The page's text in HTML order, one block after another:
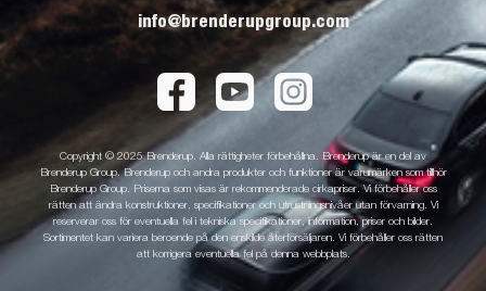
info@brenderupgroup.com
Copyright © 2025 Brenderup. Alla rättigheter förbehållna. Brenderup är en del av
Brenderup Group. Brenderup och andra produkter och funktioner är varumärken som tillhör
Brenderup Group. Priserna som visas är rekommenderade cirkapriser. Vi förbehåller oss
rätten att ändra konstruktioner, specifikationer och utrustningsnivåer utan förvarning. Vi
reserverar oss för eventuella fel i tekniska specifikationer, information, priser och bilder.
Sortimentet kan variera beroende på den enskilde återförsäljaren. Vi förbehåller oss rätten
att korrigera eventuella fel på denna webbplats.